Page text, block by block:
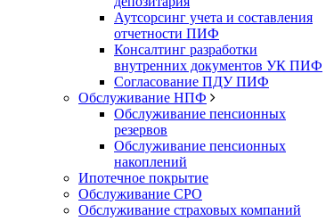
Аутсорсинг учета и составления
отчетности ПИФ
Консалтинг разработки
внутренних документов УК ПИФ
Согласование ПДУ ПИФ
Обслуживание НПФ
Обслуживание пенсионных
резервов
Обслуживание пенсионных
накоплений
Ипотечное покрытие
Обслуживание СРО
Обслуживание страховых компаний